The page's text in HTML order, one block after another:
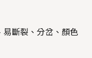
易斷裂、分岔、顏色